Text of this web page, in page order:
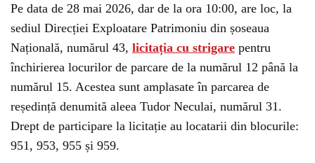
Pe data de 28 mai 2026, dar de la ora 10:00, are loc, la
sediul Direcției Exploatare Patrimoniu din șoseaua
Națională, numărul 43, licitația cu strigare pentru
închirierea locurilor de parcare de la numărul 12 până la
numărul 15. Acestea sunt amplasate în parcarea de
reședință denumită aleea Tudor Neculai, numărul 31.
Drept de participare la licitație au locatarii din blocurile:
951, 953, 955 și 959.